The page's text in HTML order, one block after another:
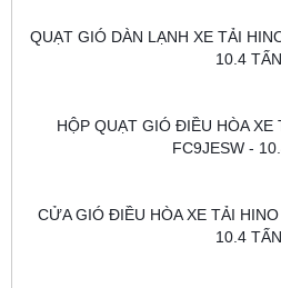
QUẠT GIÓ DÀN LẠNH XE TẢI
10.4 TẤN
HỘP QUẠT GIÓ ĐIỀU HÒA XE
FC9JESW -
CỬA GIÓ ĐIỀU HÒA XE TẢI
10.4 TẤN